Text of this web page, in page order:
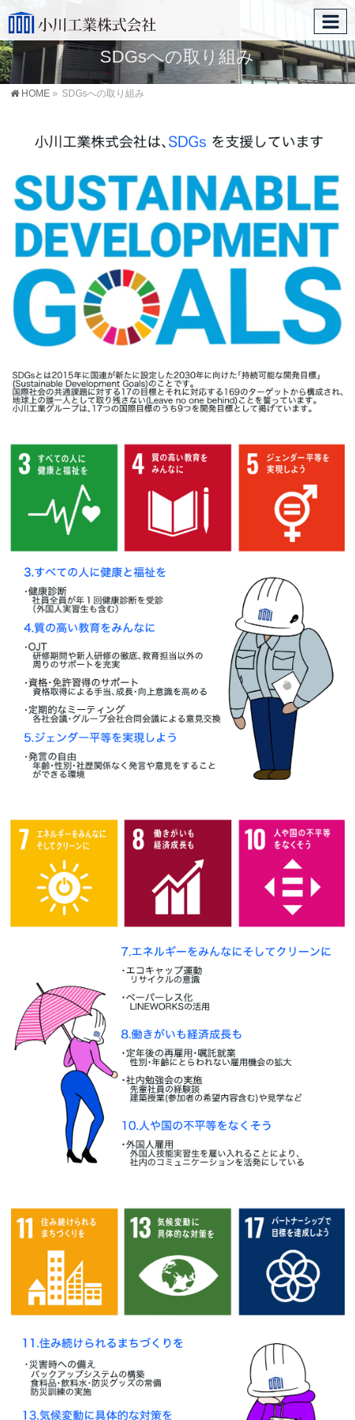
SDGsへの取り組み
HOME » SDGsへの取り組み